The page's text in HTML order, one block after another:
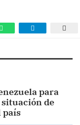
para
de
país